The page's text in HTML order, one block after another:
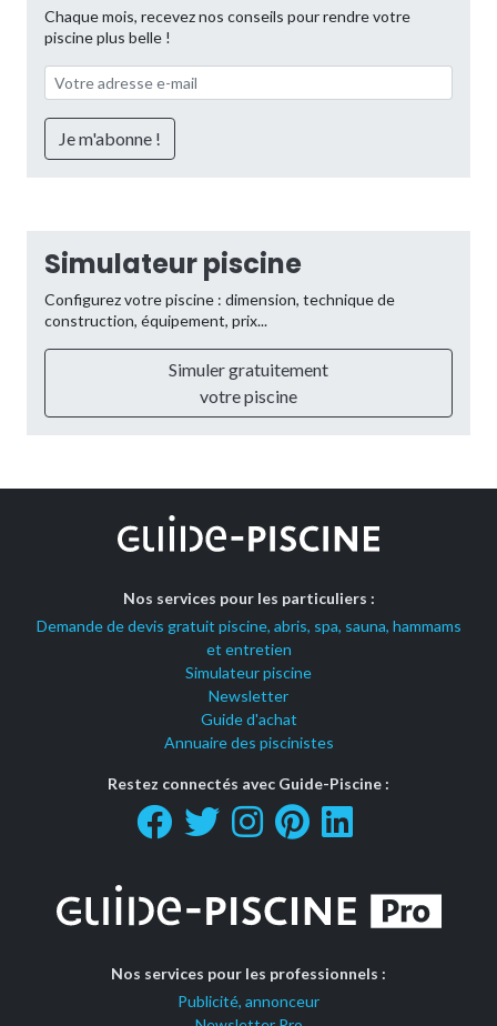
Chaque mois, recevez nos conseils pour rendre votre
piscine plus belle !
Simulateur piscine
Configurez votre piscine : dimension, technique de
construction, équipement, prix...
Simuler gratuitement
votre piscine
Nos services pour les particuliers :
Demande de devis gratuit piscine, abris, spa, sauna, hammams
et entretien
Simulateur piscine
Newsletter
Guide d'achat
Annuaire des piscinistes
Restez connectés avec Guide-Piscine :
Nos services pour les professionnels :
Publicité, annonceur